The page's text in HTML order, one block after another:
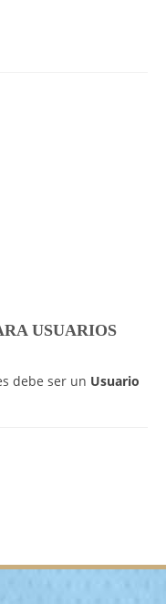
USUARIOS
debe ser un Usuario